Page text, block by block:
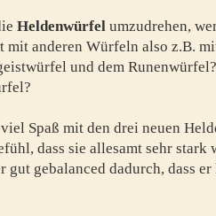
Heldenwürfel umzudrehen,
mit anderen Würfeln also z.B.
und dem
Spaß mit den drei neuen
dass sie allesamt sehr stark
gut gebalanced dadurch, dass